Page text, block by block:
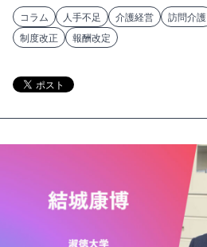
コラム 人手不足 介護経営 訪問介護
制度改正
報酬改定